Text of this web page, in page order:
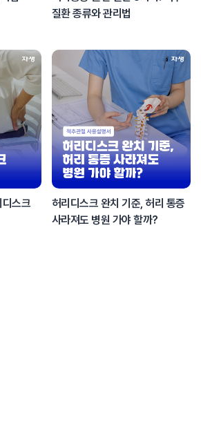
질환 종류와 관리법
스크
허리디스크 완치 기준, 허리 통증
사라져도 병원 가야 할까?